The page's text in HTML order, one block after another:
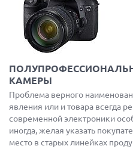
КАМЕРЫ
Проблема верного
явления или и товара всегда
современной электроники
иногда, желая указать
место в старых линейках